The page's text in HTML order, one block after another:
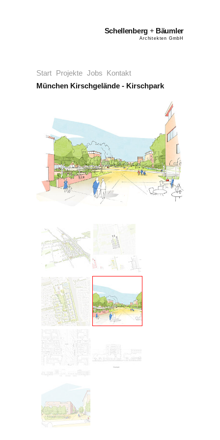
Schellenberg + Bäumler
Architekten GmbH
Start Projekte Jobs
Kontakt
München Kirschgelände - Kirschpark